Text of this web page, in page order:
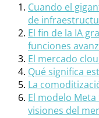
Cuando el
de
El fin de la IA
funciones
El mercado
Qué significa
La
El modelo
visiones del